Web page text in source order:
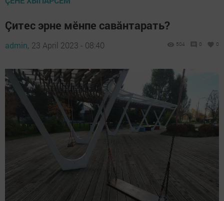
Çитес эрне мӗнпе савăнтарать?
admin, 23 April 2023 - 08:40 504 0 0